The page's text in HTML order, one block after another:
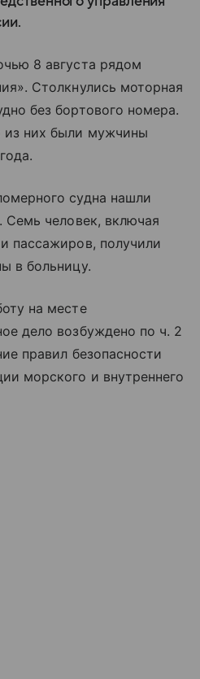
8 августа рядом
Столкнулись моторная
без бортового номера.
из них были мужчины
судна нашли
Семь человек, включая
пассажиров, получили
в больницу.
на месте
дело возбуждено по ч. 2
правил безопасности
морского и внутреннего